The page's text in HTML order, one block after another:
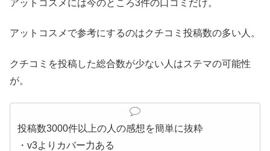
アットコスメには今のところ3件の口コミだけ。
アットコスメで参考にするのはクチコミ投稿数の多い人。
クチコミを投稿した総合数が少ない人はステマの可能性
が。
投稿数3000件以上の人の感想を簡単に抜粋
・v3よりカバー力ある